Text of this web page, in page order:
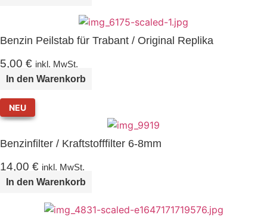
Benzin Peilstab für Trabant / Original Replika
5,00 € inkl. MwSt.
In den Warenkorb
NEU
Benzinfilter / Kraftstofffilter 6-8mm
14,00 € inkl. MwSt.
In den Warenkorb